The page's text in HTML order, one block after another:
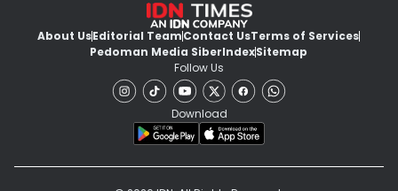
About UsEditorial TeamContact UsTerms of Services
Pedoman Media SiberIndexSitemap
Follow Us
Download